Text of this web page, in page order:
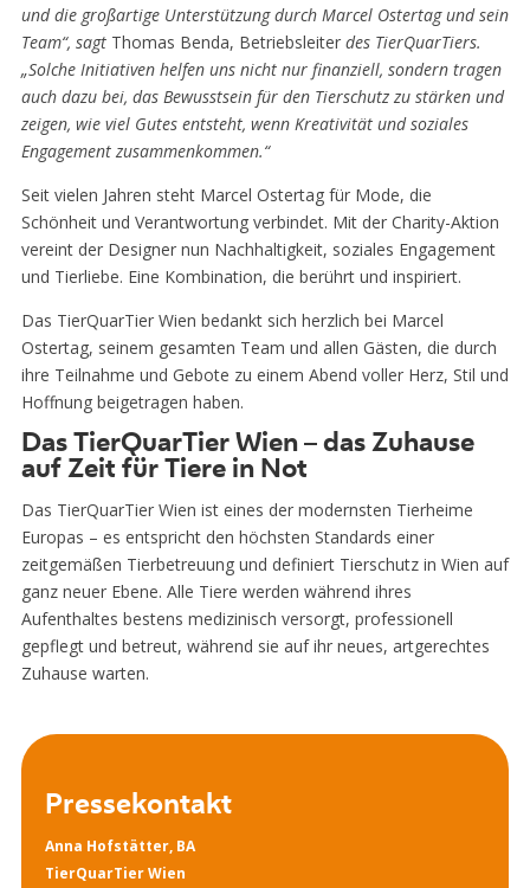
und die großartige Unterstützung durch Marcel Ostertag und sein
Team“, sagt Thomas Benda, Betriebsleiter des TierQuarTiers.
„Solche Initiativen helfen uns nicht nur finanziell, sondern tragen
auch dazu bei, das Bewusstsein für den Tierschutz zu stärken und
zeigen, wie viel Gutes entsteht, wenn Kreativität und soziales
Engagement zusammenkommen.“
Seit vielen Jahren steht Marcel Ostertag für Mode, die
Schönheit und Verantwortung verbindet. Mit der Charity-Aktion
vereint der Designer nun Nachhaltigkeit, soziales Engagement
und Tierliebe. Eine Kombination, die berührt und inspiriert.
Das TierQuarTier Wien bedankt sich herzlich bei Marcel
Ostertag, seinem gesamten Team und allen Gästen, die durch
ihre Teilnahme und Gebote zu einem Abend voller Herz, Stil und
Hoffnung beigetragen haben.
Das TierQuarTier Wien – das Zuhause
auf Zeit für Tiere in Not
Das TierQuarTier Wien ist eines der modernsten Tierheime
Europas – es entspricht den höchsten Standards einer
zeitgemäßen Tierbetreuung und definiert Tierschutz in Wien auf
ganz neuer Ebene. Alle Tiere werden während ihres
Aufenthaltes bestens medizinisch versorgt, professionell
gepflegt und betreut, während sie auf ihr neues, artgerechtes
Zuhause warten.
Pressekontakt
Anna Hofstätter, BA
TierQuarTier Wien